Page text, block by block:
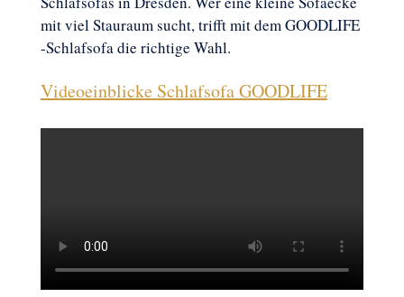
mit viel Stauraum sucht, trifft mit dem GOODLIFE
-Schlafsofa die richtige Wahl.
Videoeinblicke Schlafsofa GOODLIFE